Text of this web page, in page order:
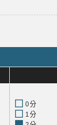
0分
1分